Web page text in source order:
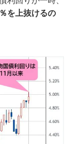
を上抜けるの